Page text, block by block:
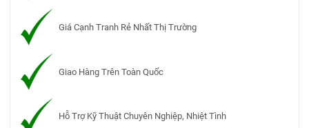
Giá Cạnh Tranh Rẻ Nhất Thị Trường
Giao Hàng Trên Toàn Quốc
Hỗ Trợ Kỹ Thuật Chuyên Nghiệp, Nhiệt Tình